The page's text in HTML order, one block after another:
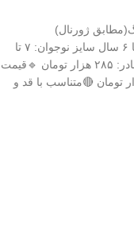
ژورنال)
🔹️سایزبندی: سایز مادر: ۳۶ تا ۵۰ سایزکودک: ۱ تا ۶ سال سایز نوجوان: ۷ تا
۱۲ سال 🔹️قد مادر مانتو 85 شلوار 90 🔹️قيمت مادر: ۲۸۵ هزار تومان 🔹️قیمت
هزار تومان 🔹️قیمت نوجوان: ۲۱۵ هزار تومان 🔴متناسب با قد و